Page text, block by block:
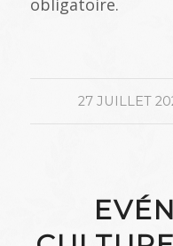
27 JUILLET
/